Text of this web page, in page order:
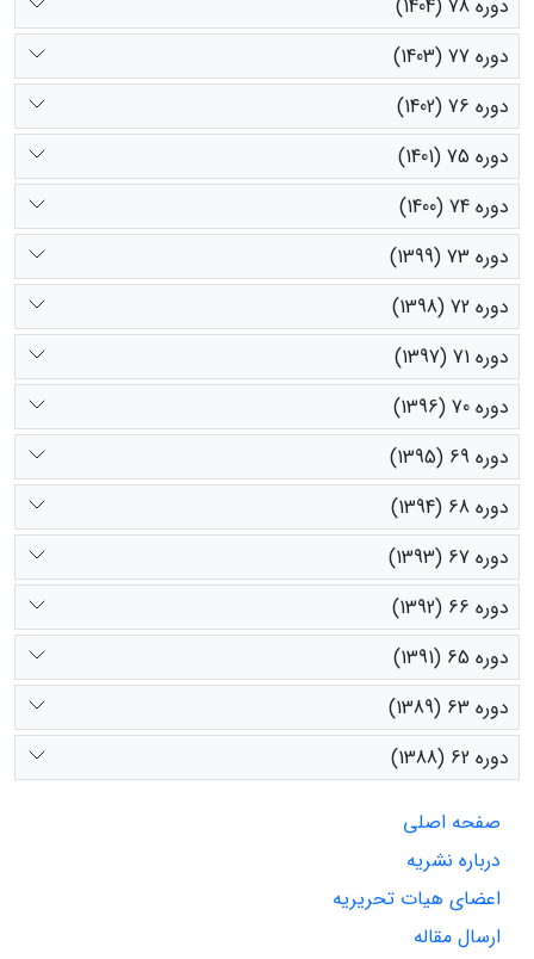
دوره 78 (1404)
دوره 77 (1403)
دوره 76 (1402)
دوره 75 (1401)
دوره 74 (1400)
دوره 73 (1399)
دوره 72 (1398)
دوره 71 (1397)
دوره 70 (1396)
دوره 69 (1395)
دوره 68 (1394)
دوره 67 (1393)
دوره 66 (1392)
دوره 65 (1391)
دوره 63 (1389)
دوره 62 (1388)
صفحه اصلی
درباره نشریه
اعضای هیات تحریریه
ارسال مقاله